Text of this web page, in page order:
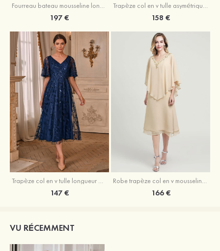
Fourreau bateau mousseline longueur genou robe de mère de la mariée avec appliqué plissé veste
197 €
Trapèze col en v tulle asymétrique robe de mère de la mariée
158 €
Trapèze col en v tulle longueur mollet robe de mère de la mariée avec appliqué paillettes ceinture
147 €
Robe trapèze col en v mousseline longueur mollet robe de mère de la mariée avec perle
166 €
VU RÉCEMMENT